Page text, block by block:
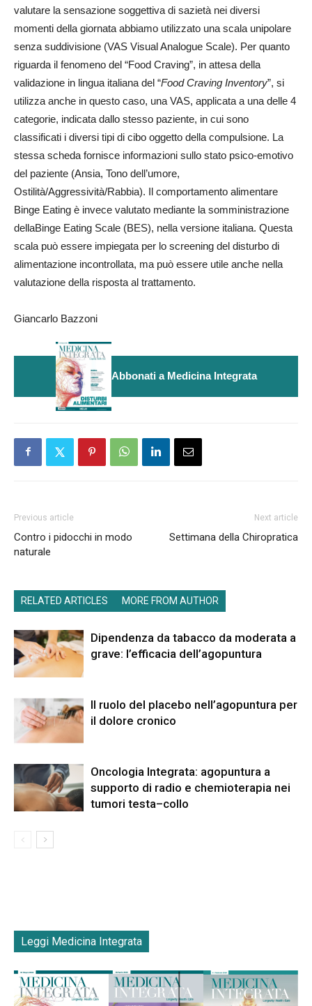
valutare la sensazione soggettiva di sazietà nei diversi
momenti della giornata abbiamo utilizzato una scala unipolare
senza suddivisione (VAS Visual Analogue Scale). Per quanto
riguarda il fenomeno del “Food Craving”, in attesa della
validazione in lingua italiana del “Food Craving Inventory”, si
utilizza anche in questo caso, una VAS, applicata a una delle 4
categorie, indicata dallo stesso paziente, in cui sono
classificati i diversi tipi di cibo oggetto della compulsione. La
stessa scheda fornisce informazioni sullo stato psico-emotivo
del paziente (Ansia, Tono dell’umore,
Ostilità/Aggressività/Rabbia). Il comportamento alimentare
Binge Eating è invece valutato mediante la somministrazione
dellaBinge Eating Scale (BES), nella versione italiana. Questa
scala può essere impiegata per lo screening del disturbo di
alimentazione incontrollata, ma può essere utile anche nella
valutazione della risposta al trattamento.
Giancarlo Bazzoni
Abbonati a Medicina Integrata
Previous article
Contro i pidocchi in modo
naturale
Next article
Settimana della Chiropratica
RELATED ARTICLES MORE FROM AUTHOR
Dipendenza da tabacco da moderata a
grave: l’efficacia dell’agopuntura
Il ruolo del placebo nell’agopuntura per
il dolore cronico
Oncologia Integrata: agopuntura a
supporto di radio e chemioterapia nei
tumori testa–collo
Leggi Medicina Integrata